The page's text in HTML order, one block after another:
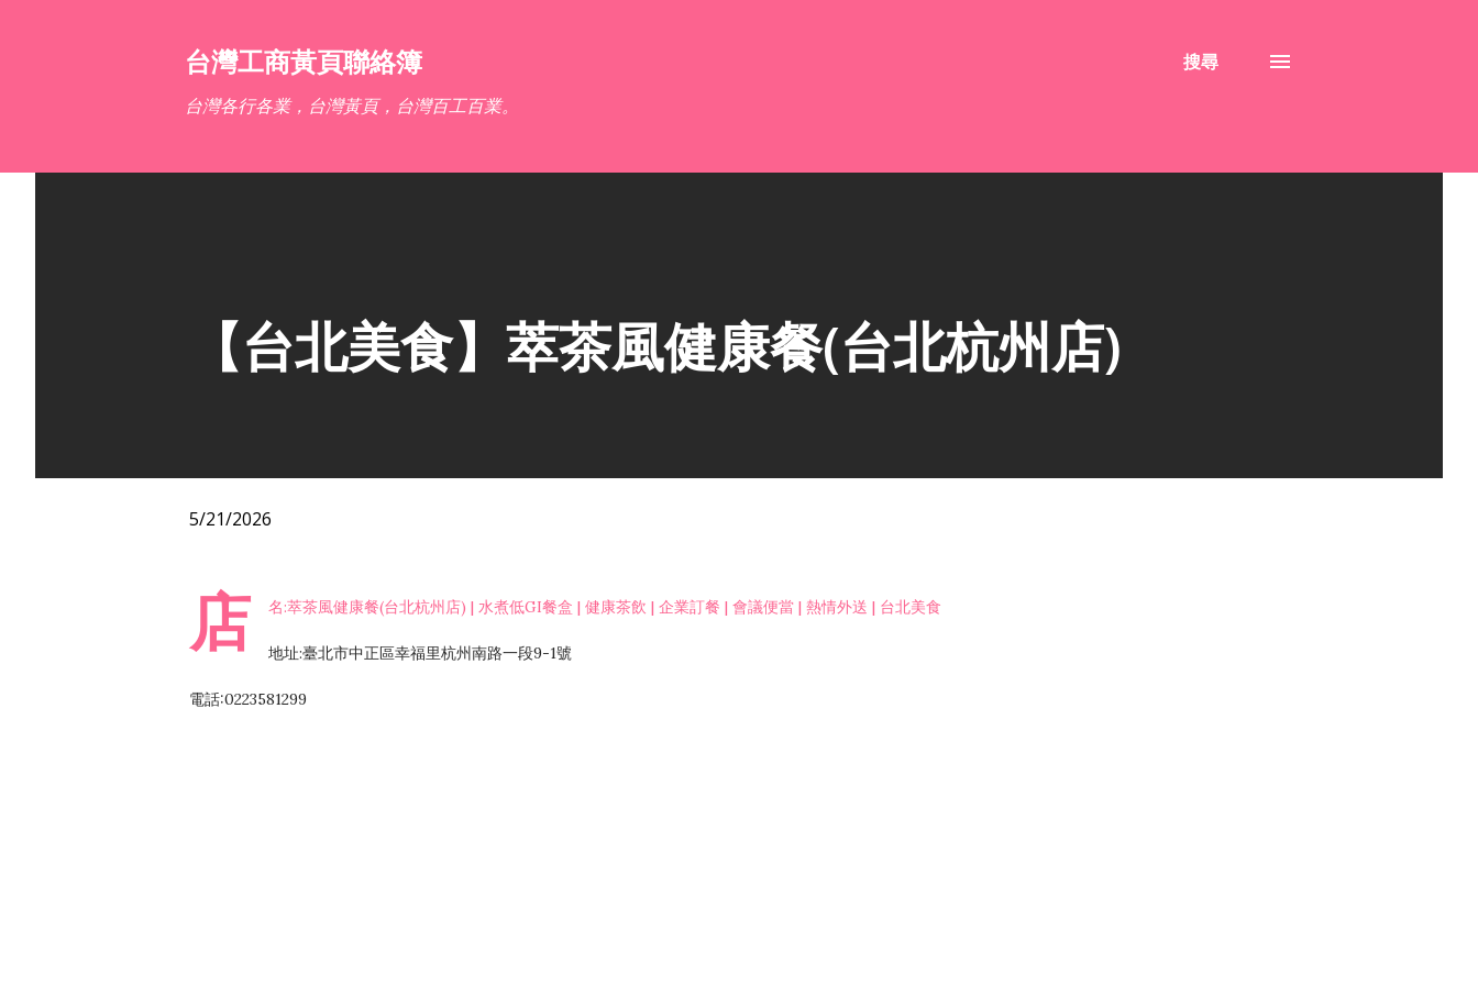
台灣工商黃頁聯絡簿
台灣各行各業，台灣黃頁，台灣百工百業。
搜尋
【台北美食】萃茶風健康餐(台北杭州店)
5/21/2026
店 名:萃茶風健康餐(台北杭州店) | 水煮低GI餐盒 | 健康茶飲 | 企業訂餐 | 會議便當 | 熱情外送 | 台北美食
地址:臺北市中正區幸福里杭州南路一段9-1號
電話:0223581299